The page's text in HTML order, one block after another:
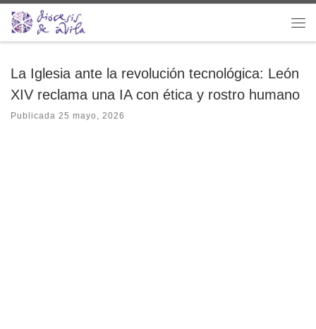
Saltar al contenido
La Iglesia ante la revolución tecnológica: León
XIV reclama una IA con ética y rostro humano
Publicada 25 mayo, 2026